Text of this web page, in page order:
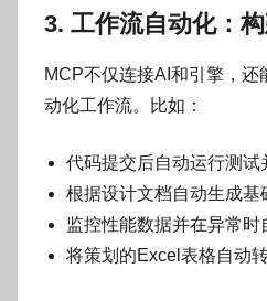
3. 工作流自动化：
MCP不仅连接AI和引擎，还
动化工作流。比如：
代码提交后自动运行测试
根据设计文档自动生成基
监控性能数据并在异常时
将策划的Excel表格自动